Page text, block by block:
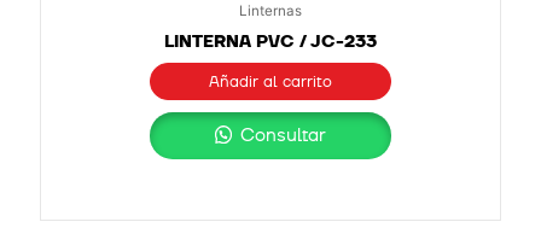
Linternas
LINTERNA PVC / JC-233
Añadir al carrito
Consultar